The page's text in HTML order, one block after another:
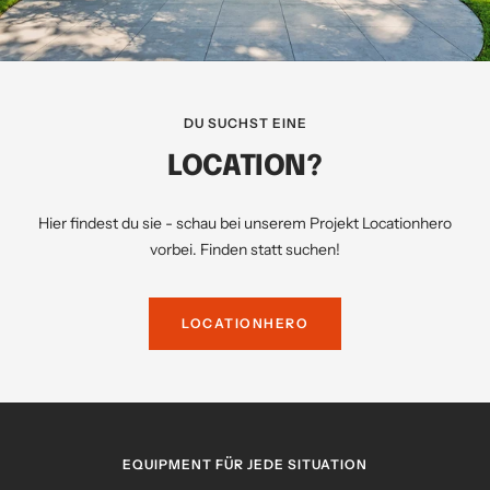
DU SUCHST EINE
LOCATION?
Hier findest du sie - schau bei unserem Projekt Locationhero
vorbei. Finden statt suchen!
LOCATIONHERO
EQUIPMENT FÜR JEDE SITUATION